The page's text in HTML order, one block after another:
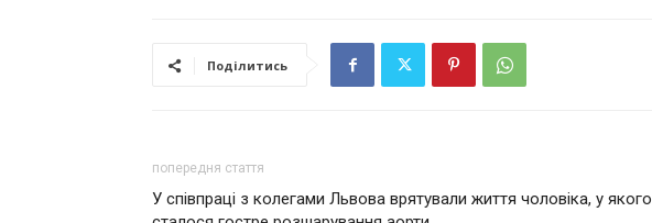
Поділитись
попередня стаття
У співпраці з колегами Львова врятували життя чоловіка, у якого